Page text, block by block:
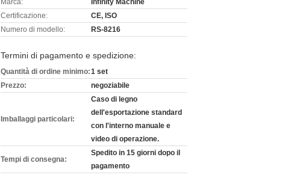
Marca:
Infinity Machine
Certificazione:
CE, ISO
Numero di modello:
RS-8216
Termini di pagamento e spedizione:
Quantità di ordine minimo:1 set
Prezzo:
negoziabile
Imballaggi particolari:
Caso di legno
dell'esportazione standard
con l'interno manuale e
video di operazione.
Tempi di consegna:
Spedito in 15 giorni dopo il
pagamento